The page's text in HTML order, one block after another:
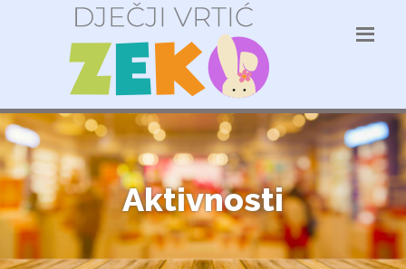
Aktivnosti